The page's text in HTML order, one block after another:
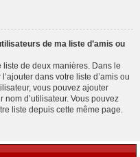
de ma liste d’amis ou
de deux manières. Dans le
dans votre liste d’amis ou
vous pouvez ajouter
d’utilisateur. Vous pouvez
liste depuis cette même page.